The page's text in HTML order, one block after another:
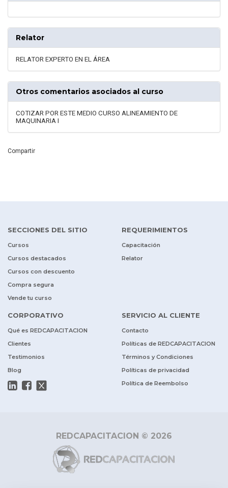
Relator
RELATOR EXPERTO EN EL ÁREA
Otros comentarios asociados al curso
COTIZAR POR ESTE MEDIO CURSO ALINEAMIENTO DE
MAQUINARIA I
Compartir
SECCIONES DEL SITIO
Cursos
Cursos destacados
Cursos con descuento
Compra segura
Vende tu curso
REQUERIMIENTOS
Capacitación
Relator
CORPORATIVO
Qué es REDCAPACITACION
Clientes
Testimonios
Blog
SERVICIO AL CLIENTE
Contacto
Políticas de REDCAPACITACION
Términos y Condiciones
Políticas de privacidad
Política de Reembolso
REDCAPACITACION © 2026